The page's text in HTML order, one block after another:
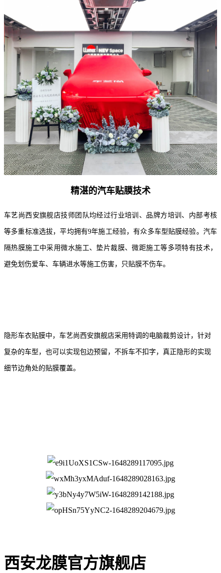
精湛的汽车贴膜技术
车艺尚西安旗舰店技师团队均经过行业培训、品牌方培训、内部考核
等多重标准选拔，平均拥有9年施工经验，有众多车型贴膜经验。汽车
隔热膜施工中采用微水施工、垫片裁膜、微距施工等多项特有技术，
避免划伤爱车、车辆进水等施工伤害，只贴膜不伤车。
隐形车衣贴膜中，车艺尚西安旗舰店采用特调的电脑裁剪设计，针对
复杂的车型，也可以实现包边预留，不拆车不扣字，真正隐形的实现
细节边角处的贴膜覆盖。
西安龙膜官方旗舰店